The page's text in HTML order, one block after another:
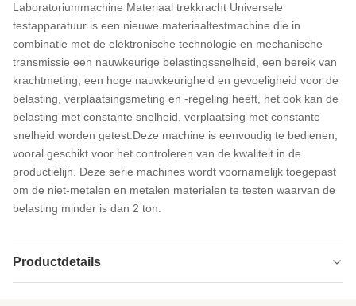
Laboratoriummachine Materiaal trekkracht Universele
testapparatuur is een nieuwe materiaaltestmachine die in
combinatie met de elektronische technologie en mechanische
transmissie een nauwkeurige belastingssnelheid, een bereik van
krachtmeting, een hoge nauwkeurigheid en gevoeligheid voor de
belasting, verplaatsingsmeting en -regeling heeft, het ook kan de
belasting met constante snelheid, verplaatsing met constante
snelheid worden getest.Deze machine is eenvoudig te bedienen,
vooral geschikt voor het controleren van de kwaliteit in de
productielijn. Deze serie machines wordt voornamelijk toegepast
om de niet-metalen en metalen materialen te testen waarvan de
belasting minder is dan 2 ton.
Productdetails